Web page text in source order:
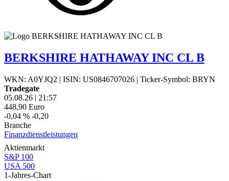
BERKSHIRE HATHAWAY INC CL B
WKN: A0YJQ2 | ISIN: US0846707026 | Ticker-Symbol: BRYN
Tradegate
05.08.26 | 21:57
448,90 Euro
-0,04 % -0,20
Branche
Finanzdienstleistungen
Aktienmarkt
S&P 100
USA 500
1-Jahres-Chart